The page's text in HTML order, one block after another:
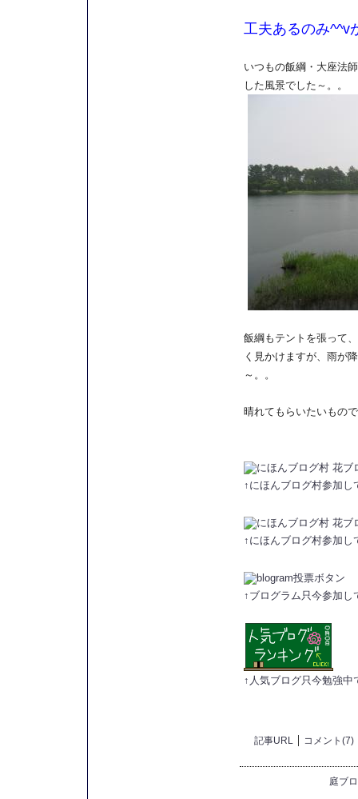
工夫あるのみ^^v
いつもの飯綱・大座法
した風景でした～。。
飯綱もテントを張って
く見かけますが、雨が
～。。
晴れてもらいたいもの
↑にほんブログ村参加し
↑にほんブログ村参加し
↑ブログラム只今参加し
↑人気ブログ只今勉強中
記事URL コメント(7)
庭ブ